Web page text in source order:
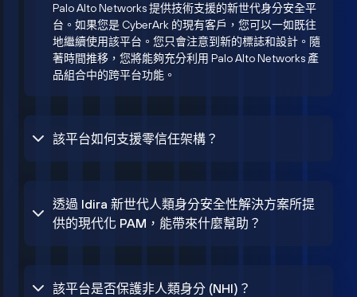
Palo Alto Networks 提供技術支援的新世代身分安全平
台。如果您是 CyberArk 的現有客戶，您可以一如既往
地繼續使用該平台。您只會注意到新的標誌和設計。隨
著時間推移，您將能夠充分利用 Palo Alto Networks 產
品組合中的跨平台功能。
該平台如何支援零信任架構？
透過 Idira 新世代人類身分安全性解決方案所提
供的現代化 PAM，能帶來什麼幫助？
該平台是否保護非人類身分 (NHI)？